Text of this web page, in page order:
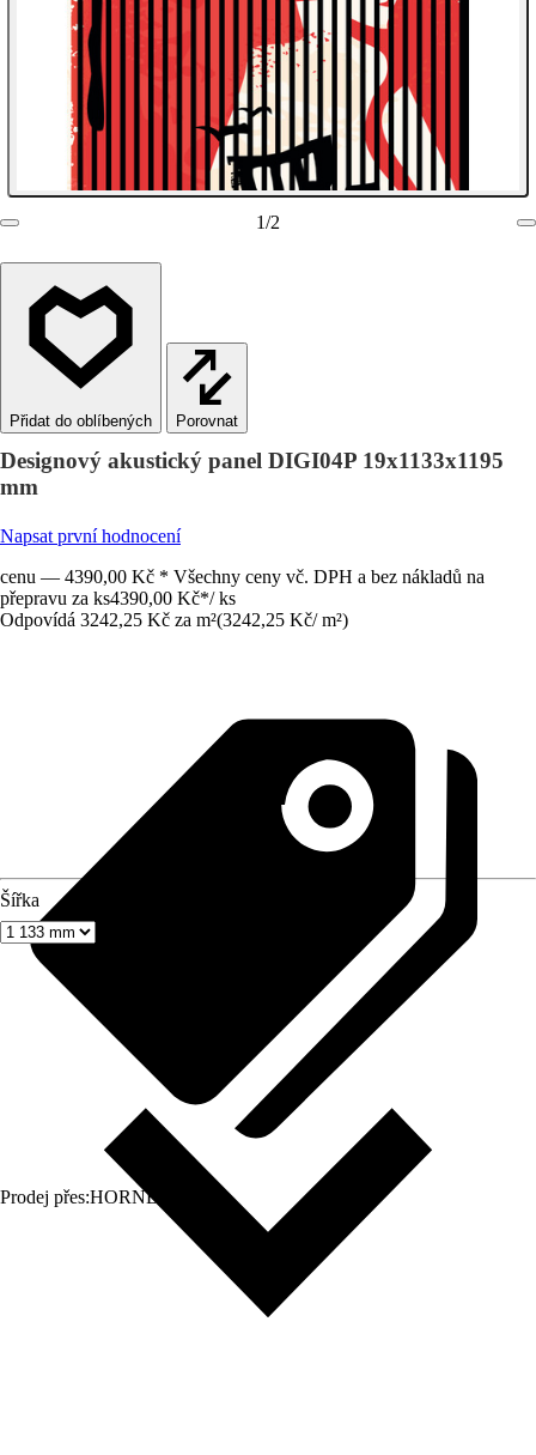
1/2
Porovnat
Designový akustický panel DIGI04P 19x1133x1195
mm
Napsat první hodnocení
cenu — 4390,00 Kč * Všechny ceny vč. DPH a bez nákladů na
přepravu za ks4390,00 Kč*/ ks
Odpovídá 3242,25 Kč za m²(3242,25 Kč/ m²)
Prodej přes:HORNBACH
Šířka